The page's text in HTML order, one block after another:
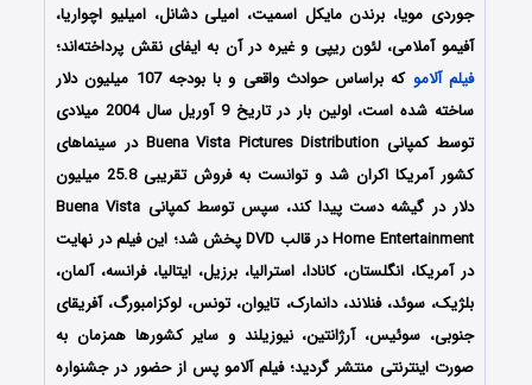
جوردی مویا، برندن مایکل اسمیت، امیلی دشانل، امیلیو اچواریا،
آفیمو آملامی، لئون ریپی و غیره در آن به ایفای نقش پرداخته‌اند؛
فیلم آلامو
که براساس حوادث واقعی و با بودجه 107 میلیون دلار
ساخته شده است، اولین بار در تاریخ 9 آوریل سال 2004 میلادی
توسط کمپانی‌‌ Buena Vista Pictures Distribution در سینماهای
کشور آمریکا اکران شد و توانست به فروش تقریبی 25.8 میلیون
دلار در گیشه دست پیدا کند، سپس توسط کمپانی Buena Vista
Home Entertainment در قالب DVD پخش شد؛ این فیلم در نهایت
در آمریکا، انگلستان، کانادا، استرالیا، برزیل، ایتالیا، فرانسه، آلمان،
بلژیک، سوئد، فنلاند، دانمارک، تایوان، تونس، لوکزامبورگ، آفریقای
جنوبی، سوئیس، آرژانتین، نیوزیلند و سایر کشورها همزمان به
صورت اینترنتی منتشر گردید؛ فیلم آلامو پس از حضور در جشنواره‌‌‌